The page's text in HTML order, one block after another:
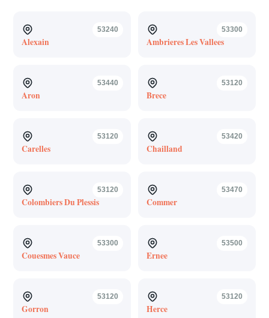
53240
Alexain
53300
Ambrieres Les Vallees
53440
Aron
53120
Brece
53120
Carelles
53420
Chailland
53120
Colombiers Du Plessis
53470
Commer
53300
Couesmes Vauce
53500
Ernee
53120
Gorron
53120
Herce